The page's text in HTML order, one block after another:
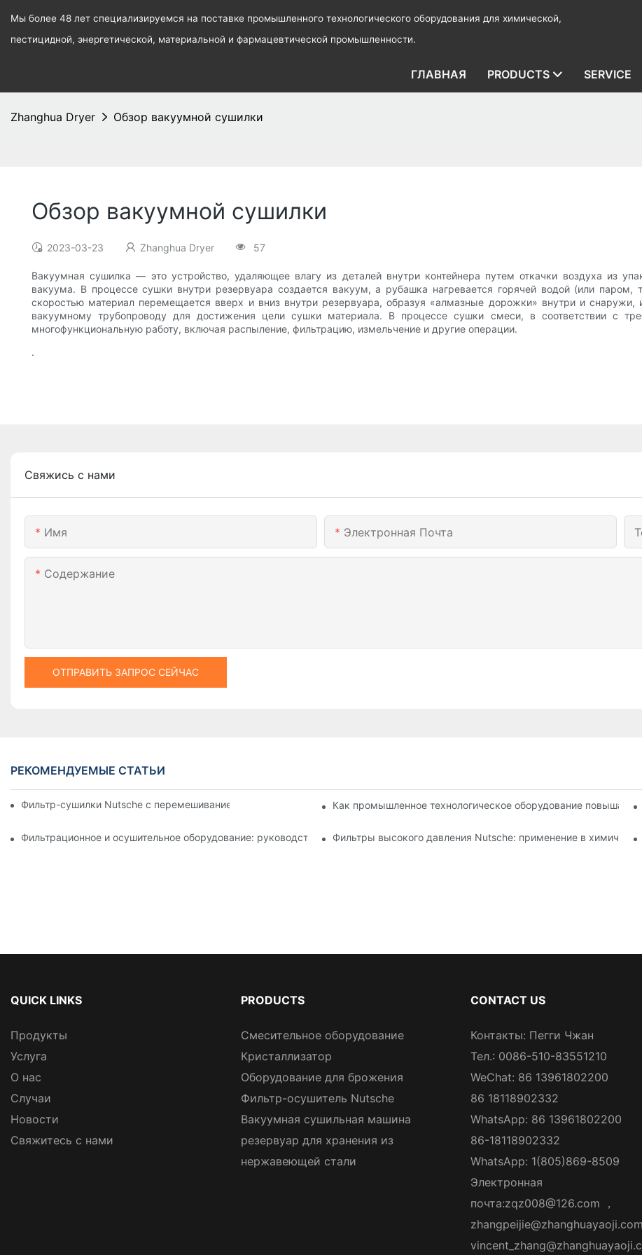
Мы более 48 лет специализируемся на поставке промышленного технологического оборудования для химической,
пестицидной, энергетической, материальной и фармацевтической промышленности.
ГЛАВНАЯ PRODUCTS SERVICE
Zhanghua Dryer Обзор вакуумной сушилки
Обзор вакуумной сушилки
2023-03-23 Zhanghua Dryer 57
Вакуумная сушилка — это устройство, удаляющее влагу из деталей внутри контейнера путем откачки воздуха из
вакуума. В процессе сушки внутри резервуара создается вакуум, а рубашка нагревается горячей водой (или паром,
скоростью материал перемещается вверх и вниз внутри резервуара, образуя «алмазные дорожки» внутри и
вакуумному трубопроводу для достижения цели сушки материала. В процессе сушки смеси, в соответствии с
многофункциональную работу, включая распыление, фильтрацию, измельчение и другие операции.
.
Свяжись с нами
Имя Электронная Почта
Содержание
ОТПРАВИТЬ ЗАПРОС СЕЙЧАС
РЕКОМЕНДУЕМЫЕ СТАТЬИ
Фильтр-сушилки Nutsche с перемешиванием против других методов сушки: сравнение.Как промышленное технологическое оборудование повышает
Фильтрационное и осушительное оборудование: руководство по выбору и использованию.Фильтры высокого давления Nutsche: применение в
QUICK LINKS
Продукты
Услуга
О нас
Случаи
Новости
Свяжитесь с нами
PRODUCTS
Смесительное оборудование
Кристаллизатор
Оборудование для брожения
Фильтр-осушитель Nutsche
Вакуумная сушильная машина
резервуар для хранения из
нержавеющей стали
CONTACT US
Контакты: Пегги Чжан
Тел.: 0086-510-83551210
WeChat: 86 13961802200
86 18118902332
WhatsApp: 86 13961802200
86-18118902332
WhatsApp: 1(805)869-8509
Электронная
почта:zqz008@126.com ，
zhangpeijie@zhanghuayaoji.com